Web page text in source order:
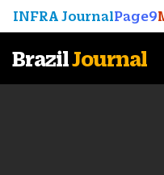
INFRA JournalPage9
BrazilJournal